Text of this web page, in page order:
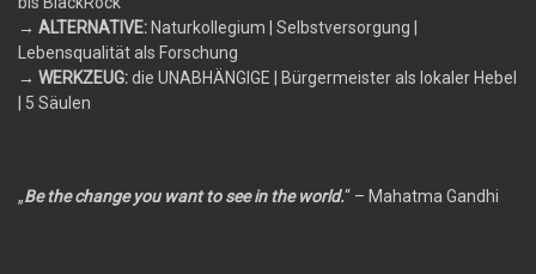
→ ALTERNATIVE: Naturkollegium | Selbstversorgung |
Lebensqualität als Forschung
→ WERKZEUG:die UNABHÄNGIGE | Bürgermeister als lokaler Hebel
| 5 Säulen
„Be the change you want to see in the world.“ – Mahatma Gandhi